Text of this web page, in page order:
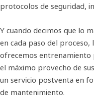
protocolos de seguridad,
Y cuando decimos que lo
en cada paso del proceso,
ofrecemos entrenamiento
el máximo provecho de
un servicio postventa en
de mantenimiento.